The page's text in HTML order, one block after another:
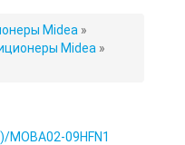
Midea »
Midea »
MOBA02-09HFN1